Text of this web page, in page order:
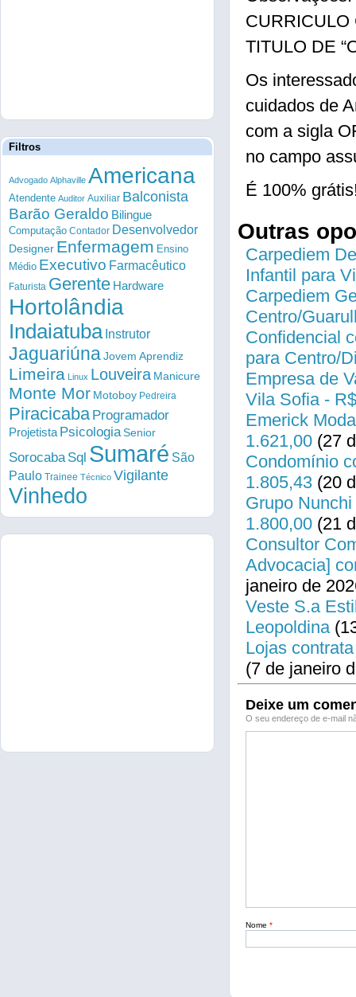
CURRICULO
TITULO DE
Os
cuidados de
com a sigla
no campo
É 100%
Outras
Carpediem
Infantil para
Carpediem
Centro/
Confidencial
para Centro/
Empresa de
Vila Sofia -
Emerick
1.621,00 (27
Condomínio
1.805,43 (20
Grupo
1.800,00 (21
Consultor
Advocacia]
janeiro de
Veste S.a
Leopoldina
Lojas
(7 de janeiro
Deixe um
O seu endereço de e-mail
Nome *
Filtros
Advogado Alphaville Americana
Atendente Auditor Auxiliar Balconista
Barão Geraldo Bilingue
Computação Contador Desenvolvedor
Designer Enfermagem Ensino
Médio Executivo Farmacêutico
Faturista Gerente Hardware
Hortolândia
Indaiatuba Instrutor
Jaguariúna Jovem Aprendiz
Limeira Linux Louveira Manicure
Monte Mor Motoboy Pedreira
Piracicaba Programador
Projetista PsicologiaSenior
Sorocaba Sql Sumaré São
Paulo Trainee Técnico Vigilante
Vinhedo